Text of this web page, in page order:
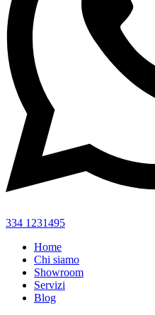
334 1231495
Home
Chi siamo
Showroom
Servizi
Blog